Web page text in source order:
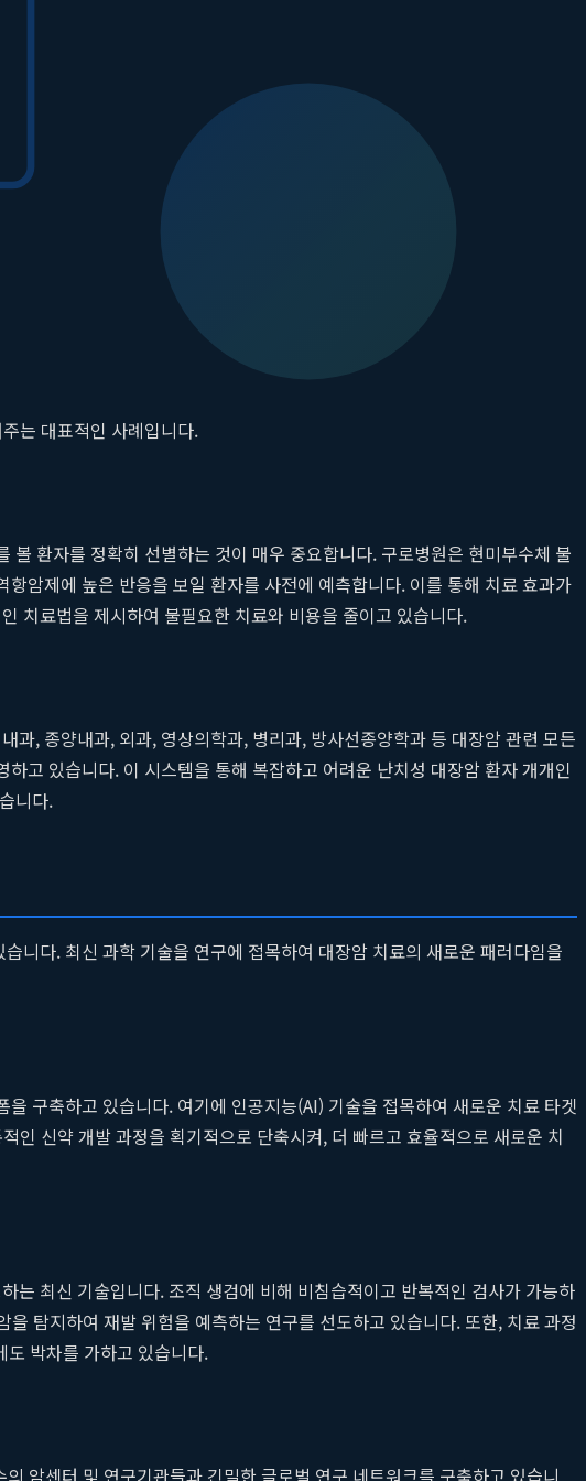
획기적으로 개선하고 있습니다. 연구와 임상의 유기적인 선순환 시스템은
학교 구로병원 의료진은 NGS 유전체 검사를 통해 A씨의 암세포에서 특정 유
는 대표적인 사례입니다.
환자를 정확히 선별하는 것이 매우 중요합니다. 구로병원은 현미부수체 불
제에 높은 반응을 보일 환자를 사전에 예측합니다. 이를 통해 치료 효과가
치료법을 제시하여 불필요한 치료와 비용을 줄이고 있습니다.
, 종양내과, 외과, 영상의학과, 병리과, 방사선종양학과 등 대장암 관련 모든
하고 있습니다. 이 시스템을 통해 복잡하고 어려운 난치성 대장암 환자 개개인
니다.
니다. 최신 과학 기술을 연구에 접목하여 대장암 치료의 새로운 패러다임을
구축하고 있습니다. 여기에 인공지능(AI) 기술을 접목하여 새로운 치료 타겟
인 신약 개발 과정을 획기적으로 단축시켜, 더 빠르고 효율적으로 새로운 치
최신 기술입니다. 조직 생검에 비해 비침습적이고 반복적인 검사가 가능하
탐지하여 재발 위험을 예측하는 연구를 선도하고 있습니다. 또한, 치료 과정
박차를 가하고 있습니다.
암센터 및 연구기관들과 긴밀한 글로벌 연구 네트워크를 구축하고 있습니